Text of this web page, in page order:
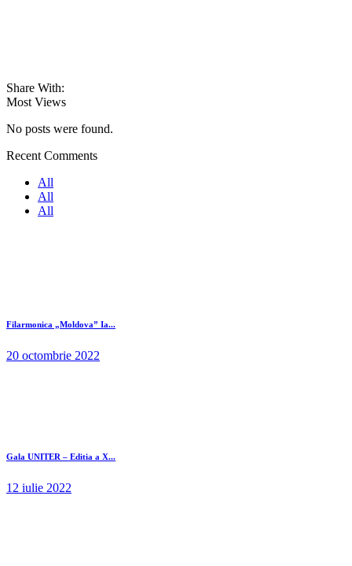
Share With:
Most Views
No posts were found.
Recent Comments
All
All
All
Filarmonica „Moldova” Ia...
20 octombrie 2022
Gala UNITER – Editia a X...
12 iulie 2022